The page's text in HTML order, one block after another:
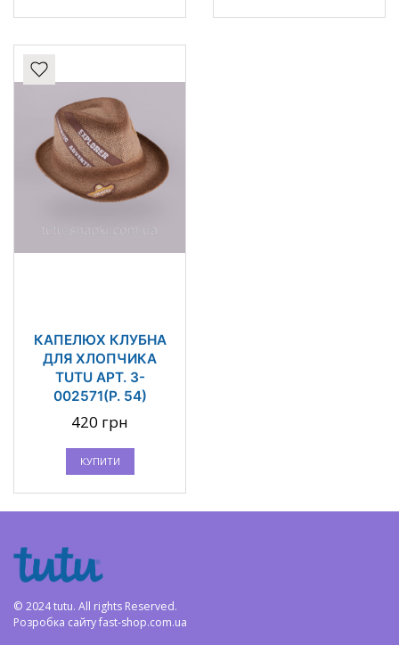
КАПЕЛЮХ КЛУБНА
ДЛЯ ХЛОПЧИКА
TUTU АРТ. 3-
002571(Р. 54)
420 грн
КУПИТИ
© 2024 tutu. All rights Reserved.
Розробка сайтуfast-shop.com.ua